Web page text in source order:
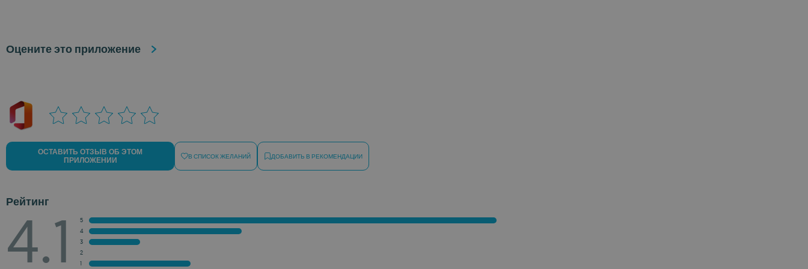
Оцените это приложение
ОСТАВИТЬ ОТЗЫВ ОБ ЭТОМ
ПРИЛОЖЕНИИ
В СПИСОК ЖЕЛАНИЙ ДОБАВИТЬ В РЕКОМЕНДАЦИИ
Рейтинг
4.1
5
4
3
2
1